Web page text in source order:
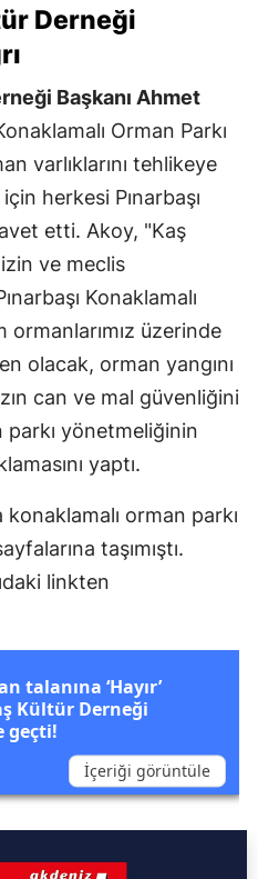
Derneği
Başkanı Ahmet
Orman Parkı
varlıklarını tehlikeye
herkesi Pınarbaşı
etti. Akoy, "Kaş
ve meclis
Konaklamalı
üzerinde
olacak, orman yangını
can ve mal güvenliğini
yönetmeliğinin
yaptı.
konaklamalı orman parkı
taşımıştı.
linkten
talanına ‘Hayır’
Kültür Derneği
geçti!
İçeriği görüntüle